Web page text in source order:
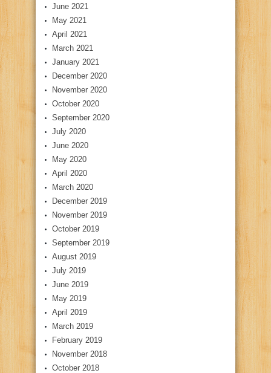
June 2021
May 2021
April 2021
March 2021
January 2021
December 2020
November 2020
October 2020
September 2020
July 2020
June 2020
May 2020
April 2020
March 2020
December 2019
November 2019
October 2019
September 2019
August 2019
July 2019
June 2019
May 2019
April 2019
March 2019
February 2019
November 2018
October 2018